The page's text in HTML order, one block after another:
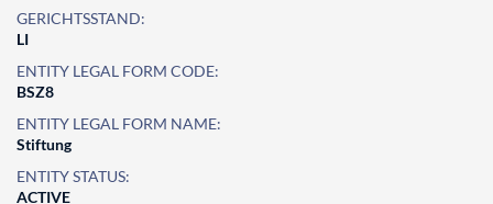
GERICHTSSTAND:
LI
ENTITY LEGAL FORM CODE:
BSZ8
ENTITY LEGAL FORM NAME:
Stiftung
ENTITY STATUS:
ACTIVE